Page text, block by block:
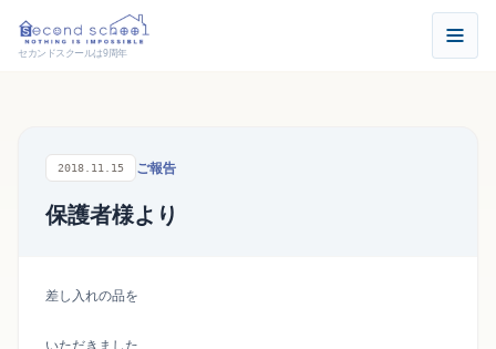
セカンドスクールは9周年
2018.11.15 ご報告
保護者様より
差し入れの品を